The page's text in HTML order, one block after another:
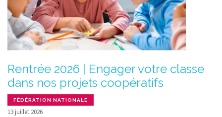
Rentrée 2026 | Engager votre classe
dans nos projets coopératifs
FÉDÉRATION NATIONALE
13 juillet 2026